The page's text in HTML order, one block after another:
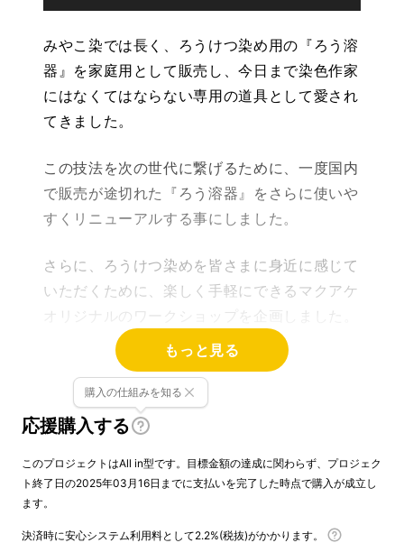
みやこ染では長く、ろうけつ染め用の『ろう溶
器』を家庭用として販売し、今日まで染色作家
にはなくてはならない専用の道具として愛され
てきました。
この技法を次の世代に繋げるために、一度国内
で販売が途切れた『ろう溶器』をさらに使いや
すくリニューアルする事にしました。
さらに、ろうけつ染めを皆さまに身近に感じて
いただくために、楽しく手軽にできるマクアケ
オリジナルのワークショップを企画しました。
もっと見る
応援購入する
購入の仕組みを知る
このプロジェクトはAll in型です。目標金額の達成に関わらず、プロジェク
ト終了日の2025年03月16日までに支払いを完了した時点で購入が成立し
ます。
決済時に安心システム利用料として2.2%(税抜)がかかります。